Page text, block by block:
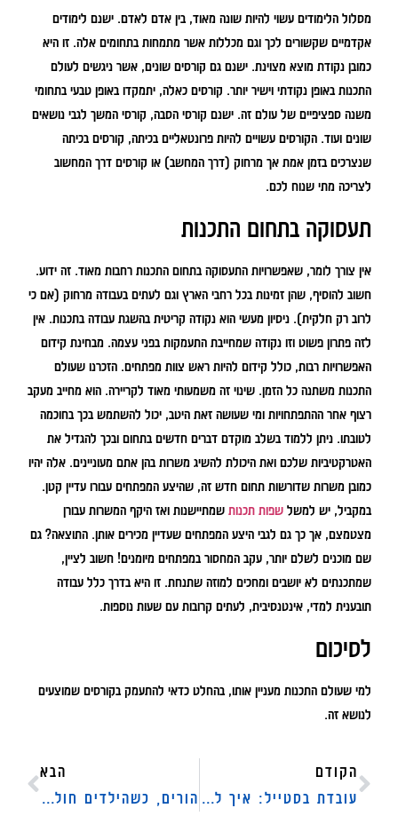
מסלול הלימודים עשוי להיות שונה מאוד, בין אדם לאדם. ישנם לימודים
אקדמיים שקשורים לכך וגם מכללות אשר מתמחות בתחומים אלה. זו היא
כמובן נקודת מוצא מצוינת. ישנם גם קורסים שונים, אשר ניגשים לעולם
התכנות באופן נקודתי וישיר יותר. קורסים כאלה, יתמקדו באופן טבעי בתחומי
משנה ספציפיים של עולם זה. ישנם קורסי הסבה, קורסי המשך לגבי נושאים
שונים ועוד. הקורסים עשויים להיות פרונטאליים בכיתה, קורסים בכיתה
שנצרכים בזמן אמת אך מרחוק (דרך המחשב) או קורסים דרך המחשוב
לצריכה מתי שנוח לכם.
תעסוקה בתחום התכנות
אין צורך לומר, שאפשרויות התעסוקה בתחום התכנות רחבות מאוד. זה ידוע.
חשוב להוסיף, שהן זמינות בכל רחבי הארץ וגם לעתים בעבודה מרחוק (אם כי
לרוב רק חלקית). ניסיון מעשי הוא נקודה קריטית בהשגת עבודה בתכנות. אין
לזה פתרון פשוט וזו נקודה שמחייבת התעמקות בפני עצמה. מבחינת קידום
האפשרויות רבות, כולל קידום להיות ראש צוות מפתחים. הזכרנו שעולם
התכנות משתנה כל הזמן. שינוי זה משמעותי מאוד לקריירה. הוא מחייב מעקב
רצוף אחר ההתפתחויות ומי שעושה זאת היטב, יכול להשתמש בכך בחוכמה
לטובתו. ניתן ללמוד בשלב מוקדם דברים חדשים בתחום ובכך להגדיל את
האטרקטיביות שלכם ואת היכולת להשיג משרות בהן אתם מעוניינים. אלה יהיו
כמובן משרות שדורשות תחום חדש זה, שהיצע המפתחים עבורו עדיין קטן.
במקביל, יש למשל שפות תכנות שמתיישנות ואז היקף המשרות עבורן
מצטמצם, אך כך גם לגבי היצע המפתחים שעדיין מכירים אותן. התוצאה? גם
שם מוכנים לשלם יותר, עקב המחסור במפתחים מיומנים! חשוב לציין,
שמתכנתים לא יושבים ומחכים למוזה שתנחת. זו היא בדרך כלל עבודה
תובענית למדי, אינטנסיבית, לעתים קרובות עם שעות נוספות.
לסיכום
למי שעולם התכנות מעניין אותו, בהחלט כדאי להתעמק בקורסים שמוצעים
לנושא זה.
הקודם
עובדת בסטייל: איך להתלבש לעבודה ולהיראות מיליון דולר
הבא
הורים, כשהילדים חולים – צריך לדעת איך להתנהל נכון מול מקום העבודה